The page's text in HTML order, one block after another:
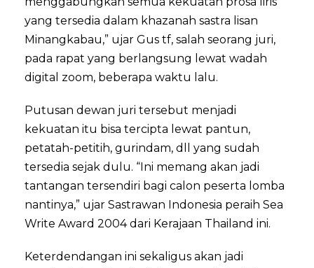
yang tersedia dalam khazanah sastra lisan
Minangkabau,” ujar Gus tf, salah seorang juri,
pada rapat yang berlangsung lewat wadah
digital zoom, beberapa waktu lalu.
Putusan dewan juri tersebut menjadi
kekuatan itu bisa tercipta lewat pantun,
petatah-petitih, gurindam, dll yang sudah
tersedia sejak dulu. “Ini memang akan jadi
tantangan tersendiri bagi calon peserta lomba
nantinya,” ujar Sastrawan Indonesia peraih Sea
Write Award 2004 dari Kerajaan Thailand ini.
Keterdendangan ini sekaligus akan jadi